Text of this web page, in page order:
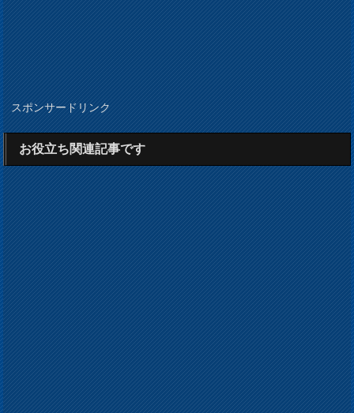
スポンサードリンク
お役立ち関連記事です